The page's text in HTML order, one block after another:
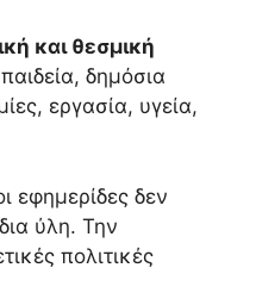
και θεσμική
δημόσια
εργασία, υγεία,
εφημερίδες δεν
ύλη. Την
πολιτικές